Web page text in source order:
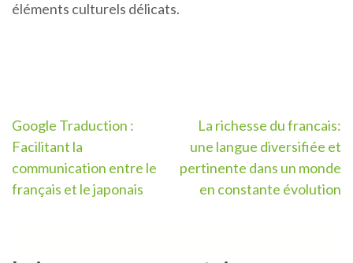
éléments culturels délicats.
Navigation
de
l’article
Google Traduction :
Facilitant la
communication entre le
français et le japonais
La richesse du francais:
une langue diversifiée et
pertinente dans un monde
en constante évolution